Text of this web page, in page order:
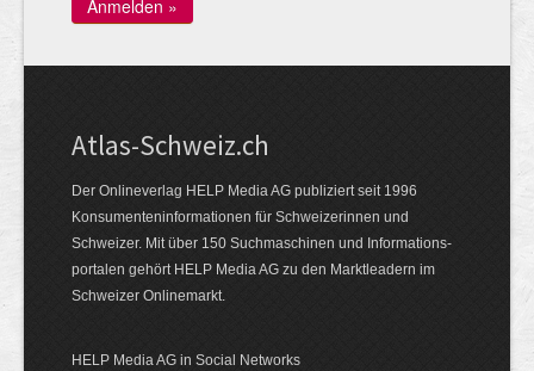
Atlas-Schweiz.ch
Der Onlineverlag HELP Media AG publiziert seit 1996
Konsumenten­infor­mationen für Schwei­zerinnen und
Schweizer. Mit über 150 Such­ma­schinen und Infor­mations­
portalen gehört HELP Media AG zu den Markt­leadern im
Schweizer Onlinemarkt.
HELP Media AG in Social Networks